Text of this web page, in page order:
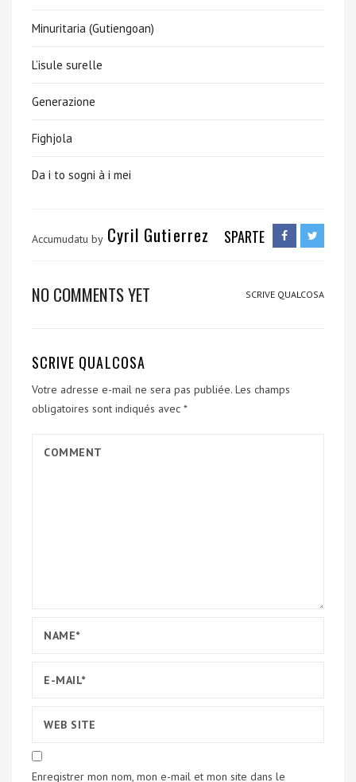
Minuritaria (Gutiengoan)
L’isule surelle
Generazione
Fighjola
Da i to sogni à i mei
Accumudatu by Cyril Gutierrez SPARTE
NO COMMENTS YET SCRIVE QUALCOSA
SCRIVE QUALCOSA
Votre adresse e-mail ne sera pas publiée. Les champs
obligatoires sont indiqués avec *
Enregistrer mon nom, mon e-mail et mon site dans le